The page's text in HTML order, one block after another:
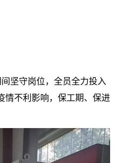
坚守岗位，全员全力投入
情不利影响，保工期、保进